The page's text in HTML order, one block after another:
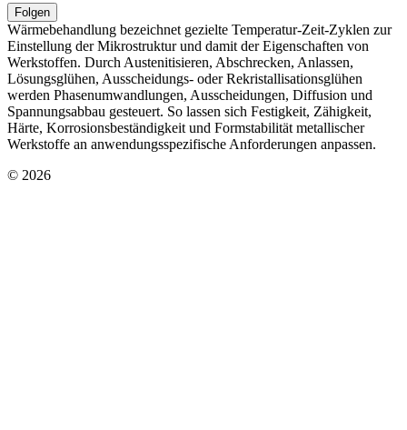
Folgen
Wärmebehandlung bezeichnet gezielte Temperatur‑Zeit‑Zyklen zur
Einstellung der Mikrostruktur und damit der Eigenschaften von
Werkstoffen. Durch Austenitisieren, Abschrecken, Anlassen,
Lösungsglühen, Ausscheidungs‑ oder Rekristallisationsglühen
werden Phasenumwandlungen, Ausscheidungen, Diffusion und
Spannungsabbau gesteuert. So lassen sich Festigkeit, Zähigkeit,
Härte, Korrosionsbeständigkeit und Formstabilität metallischer
Werkstoffe an anwendungsspezifische Anforderungen anpassen.
© 2026